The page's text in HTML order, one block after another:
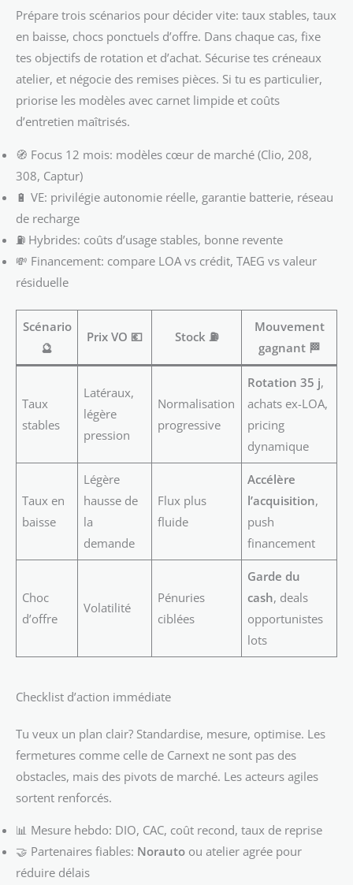
Prépare trois scénarios pour décider vite: taux stables, taux
en baisse, chocs ponctuels d’offre. Dans chaque cas, fixe
tes objectifs de rotation et d’achat. Sécurise tes créneaux
atelier, et négocie des remises pièces. Si tu es particulier,
priorise les modèles avec carnet limpide et coûts
d’entretien maîtrisés.
🧭 Focus 12 mois: modèles cœur de marché (Clio, 208,
308, Captur)
🔋 VE: privilégie autonomie réelle, garantie batterie, réseau
de recharge
⛽ Hybrides: coûts d’usage stables, bonne revente
💸 Financement: compare LOA vs crédit, TAEG vs valeur
résiduelle
Scénario
🔮
Prix VO 💶 Stock ⛽
Mouvement
gagnant 🏁
Taux
stables
Latéraux,
légère
pression
Normalisation
progressive
Rotation 35 j,
achats ex-LOA,
pricing
dynamique
Taux en
baisse
Légère
hausse de
la
demande
Flux plus
fluide
Accélère
l’acquisition,
push
financement
Choc
d’offre
Volatilité
Pénuries
ciblées
Garde du
cash, deals
opportunistes
lots
Checklist d’action immédiate
Tu veux un plan clair? Standardise, mesure, optimise. Les
fermetures comme celle de Carnext ne sont pas des
obstacles, mais des pivots de marché. Les acteurs agiles
sortent renforcés.
📊 Mesure hebdo: DIO, CAC, coût recond, taux de reprise
🤝 Partenaires fiables: Norauto ou atelier agrée pour
réduire délais